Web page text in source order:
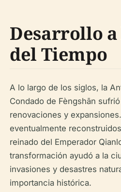
Desarrollo
del Tiempo
A lo largo de los siglos, la
Condado de Fèngshān
renovaciones y
eventualmente
reinado del Emperador
transformación ayudó a la
invasiones y desastres
importancia histórica.